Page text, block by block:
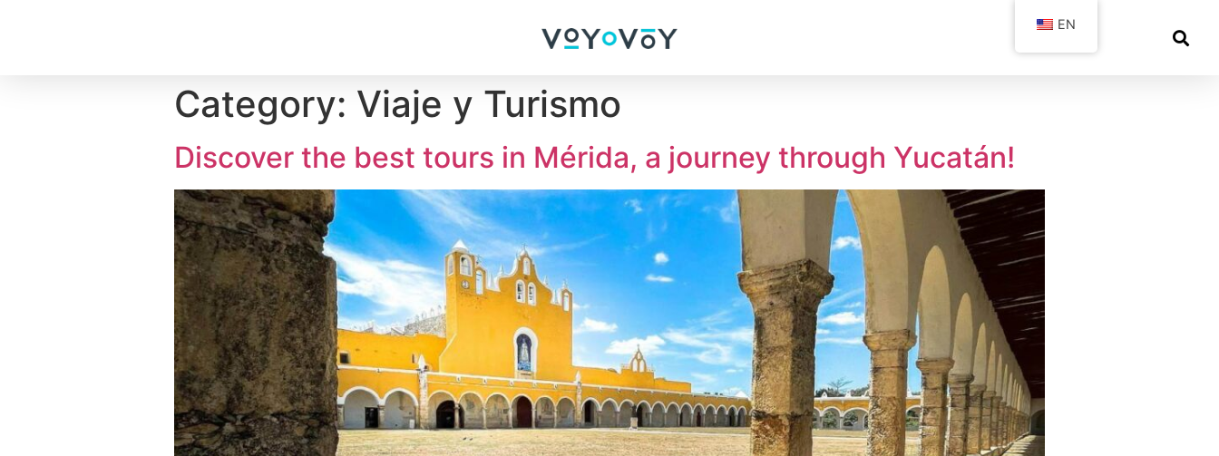
Category: Viaje y Turismo
Discover the best tours in Mérida, a journey through Yucatán!
EN